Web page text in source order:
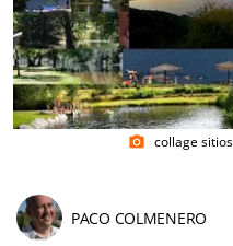
photo_camera collage
PACO COLMENERO